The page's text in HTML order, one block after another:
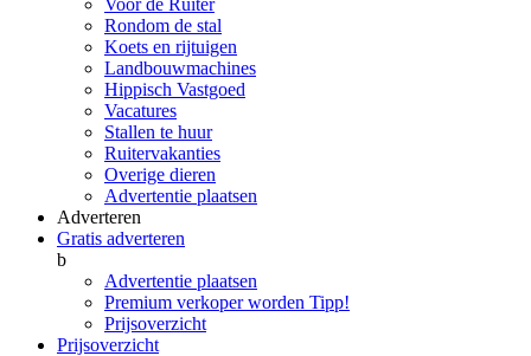
Voor de Ruiter
Rondom de stal
Koets en rijtuigen
Landbouwmachines
Hippisch Vastgoed
Vacatures
Stallen te huur
Ruitervakanties
Overige dieren
Advertentie plaatsen
Adverteren
Gratis adverteren
b
Advertentie plaatsen
Premium verkoper worden Tipp!
Prijsoverzicht
Prijsoverzicht